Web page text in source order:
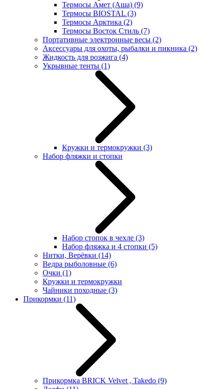
Термосы Амет (Аша) (9)
Термосы BIOSTAL (3)
Термосы Арктика (2)
Термосы Восток Стиль (7)
Портативные электронные весы (2)
Аксессуары для охоты, рыбалки и пикника (2)
Жидкость для розжига (4)
Укрывные тенты (1)
Кружки и термокружки (3)
Набор фляжки и стопки
Набор стопок в чехле (3)
Набор фляжка и 4 стопки (5)
Нитки, Верёвки (14)
Ведра рыболовные (6)
Очки (1)
Кружки и термокружки
Чайники походные (3)
Прикормки (11)
Прикормка BRICK Velvet , Takedo (9)